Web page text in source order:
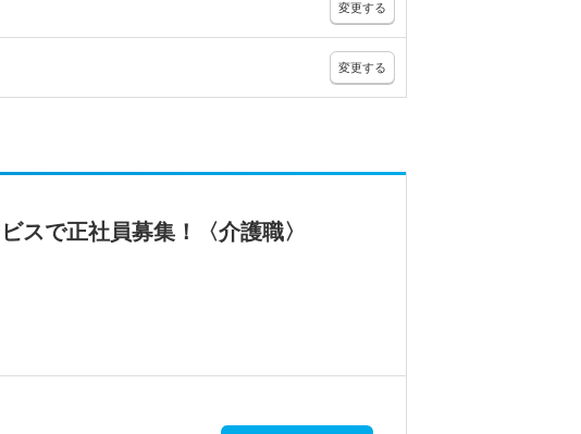
変更する
変更する
スで正社員募集！〈介護職〉